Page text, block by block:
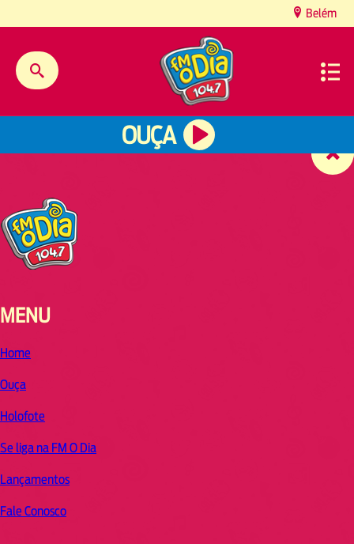
Belém
OUÇA
MENU
Home
Ouça
Holofote
Se liga na FM O Dia
Lançamentos
Fale Conosco